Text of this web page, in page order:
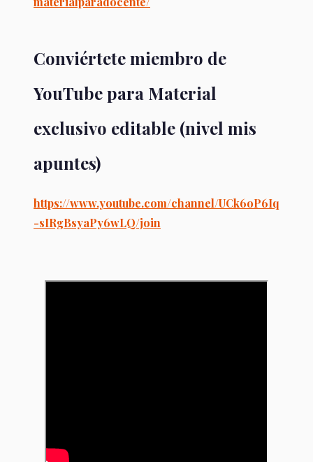
Conviértete miembro de
YouTube para Material
exclusivo editable (nivel mis
apuntes)
https://www.youtube.com/channel/UCk6oP6Iq
-sIRgBsyaPy6wLQ/join